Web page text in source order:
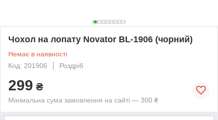
Чохол на лопату Novator BL-1906 (чорний)
Немає в наявності
Код: 201906
Роздріб
299 ₴
Мінімальна сума замовлення на сайті — 300 ₴